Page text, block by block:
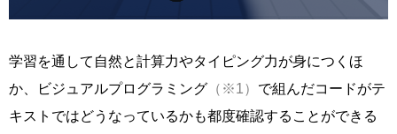
学習を通して自然と計算力やタイピング力が身につくほ
か、ビジュアルプログラミング （※1） で組んだコードがテ
キストではどうなっているかも都度確認することができる